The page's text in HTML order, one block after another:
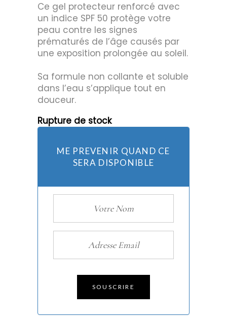
Ce gel protecteur renforcé avec
un indice SPF 50 protège votre
peau contre les signes
prématurés de l’âge causés par
une exposition prolongée au soleil.
Sa formule non collante et soluble
dans l’eau s’applique tout en
douceur.
Rupture de stock
ME PREVENIR QUAND CE
SERA DISPONIBLE
SOUSCRIRE